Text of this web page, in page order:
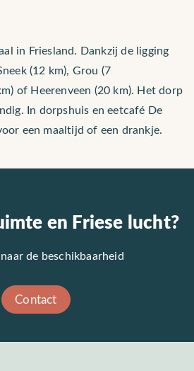
in Friesland. Dankzij de ligging
(12 km), Grou (7
of Heerenveen (20 km). Het dorp
In dorpshuis en eetcafé De
een maaltijd of een drankje.
en Friese lucht?
de beschikbaarheid
Contact